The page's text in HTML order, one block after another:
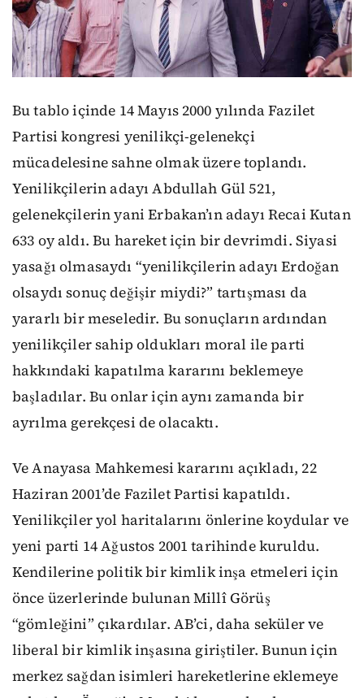
Bu tablo içinde 14 Mayıs 2000 yılında Fazilet
Partisi kongresi yenilikçi-gelenekçi
mücadelesine sahne olmak üzere toplandı.
Yenilikçilerin adayı Abdullah Gül 521,
gelenekçilerin yani Erbakan’ın adayı Recai Kutan
633 oy aldı. Bu hareket için bir devrimdi. Siyasi
yasağı olmasaydı “yenilikçilerin adayı Erdoğan
olsaydı sonuç değişir miydi?” tartışması da
yararlı bir meseledir. Bu sonuçların ardından
yenilikçiler sahip oldukları moral ile parti
hakkındaki kapatılma kararını beklemeye
başladılar. Bu onlar için aynı zamanda bir
ayrılma gerekçesi de olacaktı.
Ve Anayasa Mahkemesi kararını açıkladı, 22
Haziran 2001’de Fazilet Partisi kapatıldı.
Yenilikçiler yol haritalarını önlerine koydular ve
yeni parti 14 Ağustos 2001 tarihinde kuruldu.
Kendilerine politik bir kimlik inşa etmeleri için
önce üzerlerinde bulunan Millî Görüş
“gömleğini” çıkardılar. AB’ci, daha seküler ve
liberal bir kimlik inşasına giriştiler. Bunun için
merkez sağdan isimleri hareketlerine eklemeye